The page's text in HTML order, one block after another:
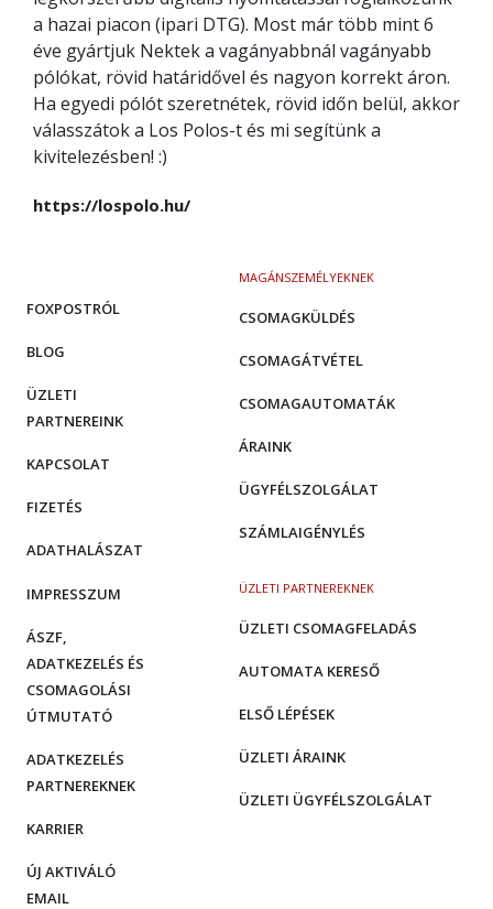
a hazai piacon (ipari DTG). Most már több mint 6
éve gyártjuk Nektek a vagányabbnál vagányabb
pólókat, rövid határidővel és nagyon korrekt áron.
Ha egyedi pólót szeretnétek, rövid időn belül, akkor
válasszátok a Los Polos-t és mi segítünk a
kivitelezésben! :)
https://lospolo.hu/
MAGÁNSZEMÉLYEKNEK
CSOMAGKÜLDÉS
CSOMAGÁTVÉTEL
CSOMAGAUTOMATÁK
ÁRAINK
ÜGYFÉLSZOLGÁLAT
SZÁMLAIGÉNYLÉS
ÜZLETI PARTNEREKNEK
ÜZLETI CSOMAGFELADÁS
AUTOMATA KERESŐ
ELSŐ LÉPÉSEK
ÜZLETI ÁRAINK
ÜZLETI ÜGYFÉLSZOLGÁLAT
FOXPOSTRÓL
BLOG
ÜZLETI
PARTNEREINK
KAPCSOLAT
FIZETÉS
ADATHALÁSZAT
IMPRESSZUM
ÁSZF,
ADATKEZELÉS ÉS
CSOMAGOLÁSI
ÚTMUTATÓ
ADATKEZELÉS
PARTNEREKNEK
KARRIER
ÚJ AKTIVÁLÓ
EMAIL